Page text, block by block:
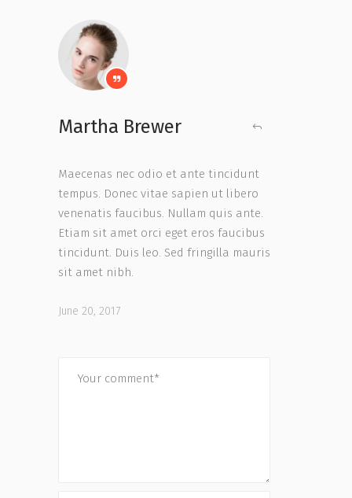
Martha Brewer
Maecenas nec odio et ante tincidunt
tempus. Donec vitae sapien ut libero
venenatis faucibus. Nullam quis ante.
Etiam sit amet orci eget eros faucibus
tincidunt. Duis leo. Sed fringilla mauris
sit amet nibh.
June 20, 2017